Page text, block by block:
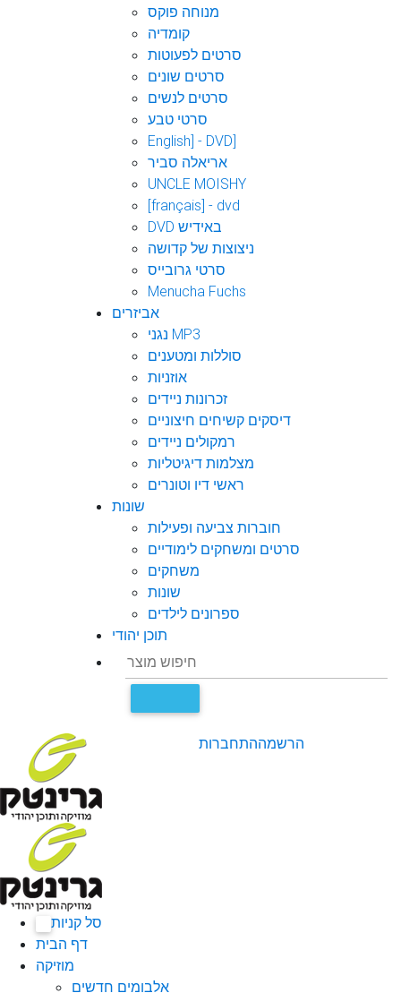
מנוחה פוקס
קומדיה
סרטים לפעוטות
סרטים שונים
סרטים לנשים
סרטי טבע
English] - DVD]
אריאלה סביר
UNCLE MOISHY
[français] - dvd
DVD באידיש
ניצוצות של קדושה
סרטי גרובייס
Menucha Fuchs
אביזרים
נגני MP3
סוללות ומטענים
אוזניות
זכרונות ניידים
דיסקים קשיחים חיצוניים
רמקולים ניידים
מצלמות דיגיטליות
ראשי דיו וטונרים
שונות
חוברות צביעה ופעילות
סרטים ומשחקים לימודיים
משחקים
שונות
ספרונים לילדים
תוכן יהודי
התחברותהרשמה
סל קניות
דף הבית
מוזיקה
אלבומים חדשים